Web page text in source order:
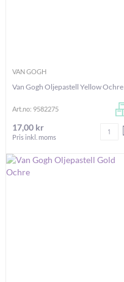
VAN GOGH
Van Gogh Oljepastell Yellow Ochre
Art.no: 9582275
17,00 kr
Pris inkl. moms
Antal